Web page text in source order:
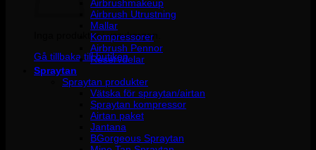
Inga produkter i varukorgen.
Gå tillbaka till butiken
Airbrushmakeup
Airbrush Utrustning
Mallar
Kompressorer
Airbrush Pennor
Reservdelar
Spraytan
Spraytan produkter
Vätska för spraytan/airtan
Spraytan kompressor
Airtan paket
Jantana
BGorgeous Spraytan